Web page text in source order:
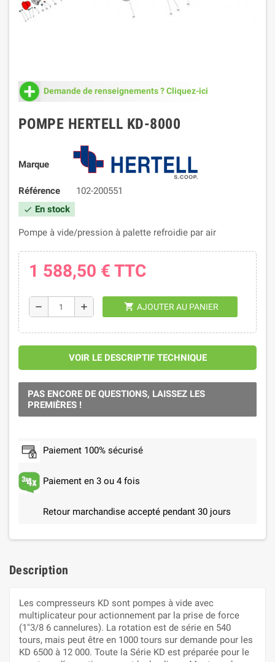
Demande de renseignements ? Cliquez-ici
POMPE HERTELL KD-8000
Marque
Référence 102-200551
check En stock
Pompe à vide/pression à palette refroidie par air
1 588,50 € TTC
remove add shopping_cart AJOUTER AU PANIER
VOIR LE DESCRIPTIF TECHNIQUE
PAS ENCORE DE QUESTIONS, LAISSEZ LES
PREMIÈRES !
Paiement 100% sécurisé
Paiement en 3 ou 4 fois
Retour marchandise accepté pendant 30 jours
Description
Les compresseurs KD sont pompes à vide avec
multiplicateur pour actionnement par la prise de force
(1"3/8 6 cannelures). La rotation est de série en 540
tours, mais peut être en 1000 tours sur demande pour les
KD 6500 à 12 000. Toute la Série KD est préparée pour le